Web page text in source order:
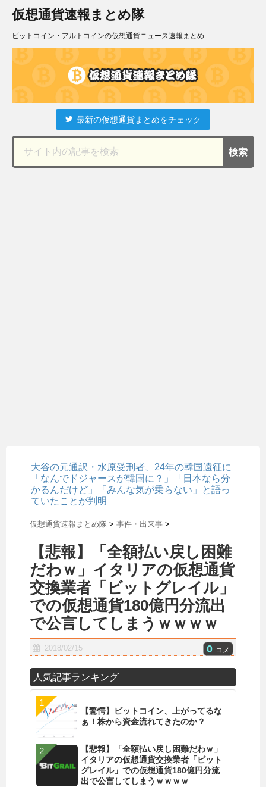
仮想通貨速報まとめ隊
ビットコイン・アルトコインの仮想通貨ニュース速報まとめ
最新の仮想通貨まとめをチェック
大谷の元通訳・水原受刑者、24年の韓国遠征に
「なんでドジャースが韓国に？」「日本なら分
かるんだけど」「みんな気が乗らない」と語っ
ていたことが判明
仮想通貨速報まとめ隊 > 事件・出来事 >
【悲報】「全額払い戻し困難
だわｗ」イタリアの仮想通貨
交換業者「ビットグレイル」
での仮想通貨180億円分流出
で公言してしまうｗｗｗｗ
2018/02/15 0 コメ
人気記事ランキング
【驚愕】ビットコイン、上がってるな
ぁ！株から資金流れてきたのか？
【悲報】「全額払い戻し困難だわｗ」
イタリアの仮想通貨交換業者「ビット
グレイル」での仮想通貨180億円分流
出で公言してしまうｗｗｗｗ